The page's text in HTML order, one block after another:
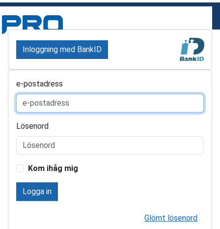
Inloggning med BankID
e-postadress
Lösenord
Kom ihåg mig
Logga in
Glömt lösenord